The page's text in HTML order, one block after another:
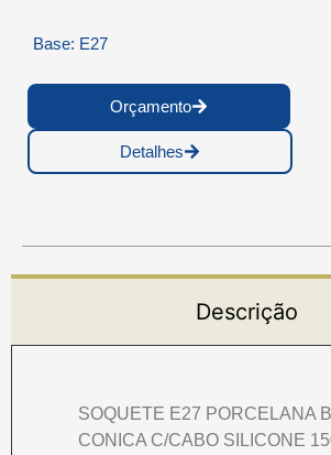
Base: E27
Orçamento
Detalhes
Descrição
SOQUETE E27 PORCELANA
CONICA C/CABO SILICONE